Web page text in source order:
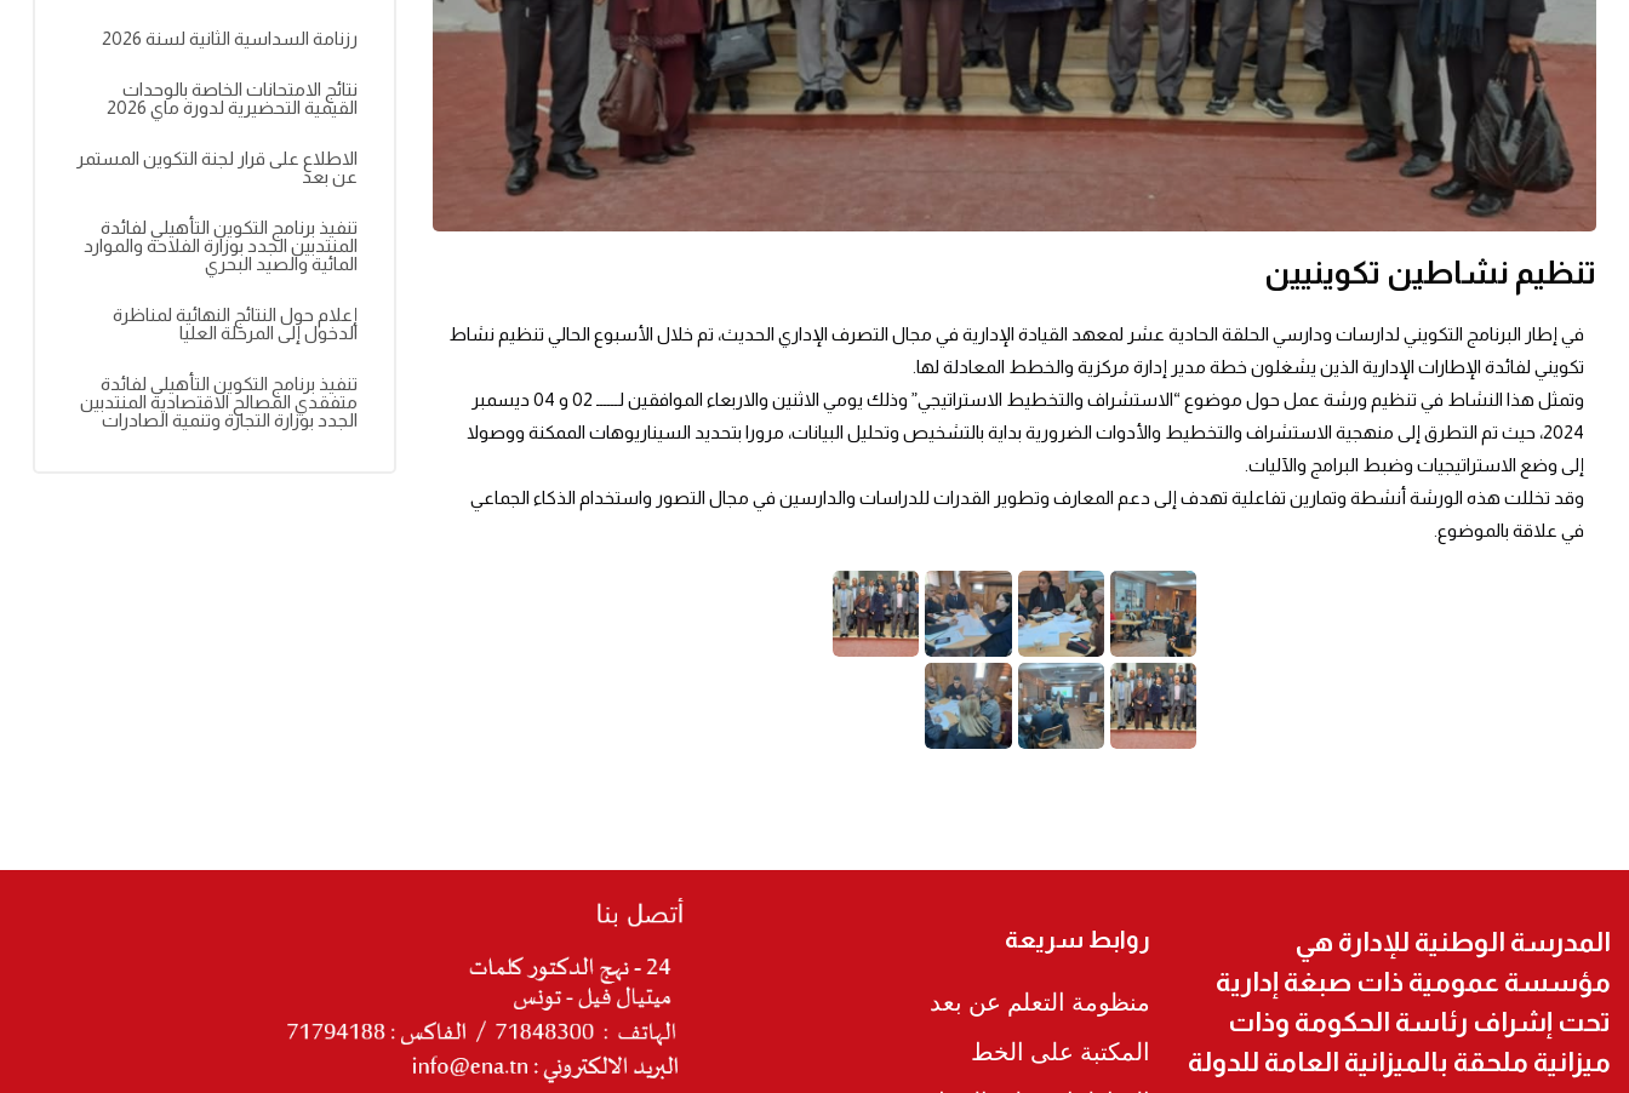
تنظيم نشاطين تكوينيين
في إطار البرنامج التكويني لدارسات ودارسي الحلقة الحادية عشر لمعهد القيادة الإدارية في مجال التصرف الإداري الحديث، تم خلال الأسبوع الحالي تنظيم نشاط
تكويني لفائدة الإطارات الإدارية الذين يشغلون خطة مدير إدارة مركزية والخطط المعادلة لها.
وتمثل هذا النشاط في تنظيم ورشة عمل حول موضوع “الاستشراف والتخطيط الاستراتيجي” وذلك يومي الاثنين والاربعاء الموافقين لــــــ 02 و 04 ديسمبر
2024، حيث تم التطرق إلى منهجية الاستشراف والتخطيط والأدوات الضرورية بداية بالتشخيص وتحليل البيانات، مرورا بتحديد السيناريوهات الممكنة ووصولا
إلى وضع الاستراتيجيات وضبط البرامج والآليات.
وقد تخللت هذه الورشة أنشطة وتمارين تفاعلية تهدف إلى دعم المعارف وتطوير القدرات للدراسات والدارسين في مجال التصور واستخدام الذكاء الجماعي
في علاقة بالموضوع.
رزنامة السداسية الثانية لسنة 2026
نتائج الامتحانات الخاصة بالوحدات
القيمية التحضيرية لدورة ماي 2026
الاطلاع على قرار لجنة التكوين المستمر
عن بعد
تنفيذ برنامج التكوين التأهيلي لفائدة
المنتدبين الجدد بوزارة الفلاحة والموارد
المائية والصيد البحري
إعلام حول النتائج النهائية لمناظرة
الدخول إلى المرحلة العليا
تنفيذ برنامج التكوين التأهيلي لفائدة
متفقدي المصالح الاقتصادية المنتدبين
الجدد بوزارة التجارة وتنمية الصادرات
المدرسة الوطنية للإدارة هي
مؤسسة عمومية ذات صبغة إدارية
تحت إشراف رئاسة الحكومة وذات
ميزانية ملحقة بالميزانية العامة للدولة
روابط سريعة
منظومة التعلم عن بعد
المكتبة على الخط